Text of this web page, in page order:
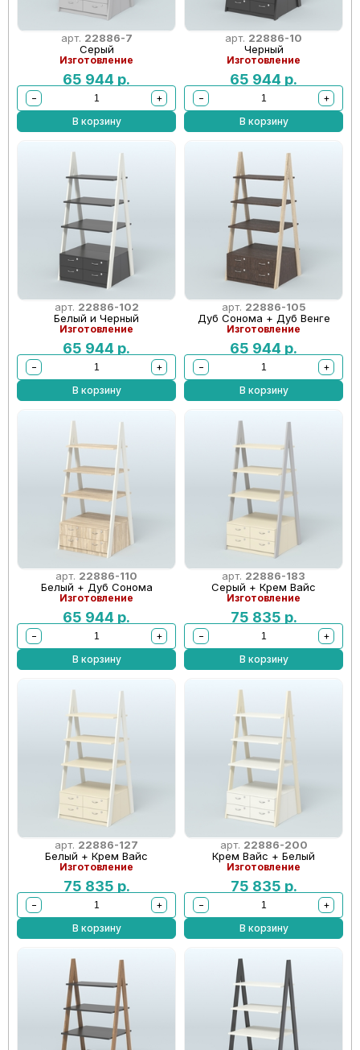
арт. 22886-7
Серый
Изготовление
65 944 р.
−
+
В корзину
арт. 22886-10
Черный
Изготовление
65 944 р.
−
+
В корзину
арт. 22886-102
Белый и Черный
Изготовление
65 944 р.
−
+
В корзину
арт. 22886-105
Дуб Сонома + Дуб Венге
Изготовление
65 944 р.
−
+
В корзину
арт. 22886-110
Белый + Дуб Сонома
Изготовление
65 944 р.
−
+
В корзину
арт. 22886-183
Серый + Крем Вайс
Изготовление
75 835 р.
−
+
В корзину
арт. 22886-127
Белый + Крем Вайс
Изготовление
75 835 р.
−
+
В корзину
арт. 22886-200
Крем Вайс + Белый
Изготовление
75 835 р.
−
+
В корзину